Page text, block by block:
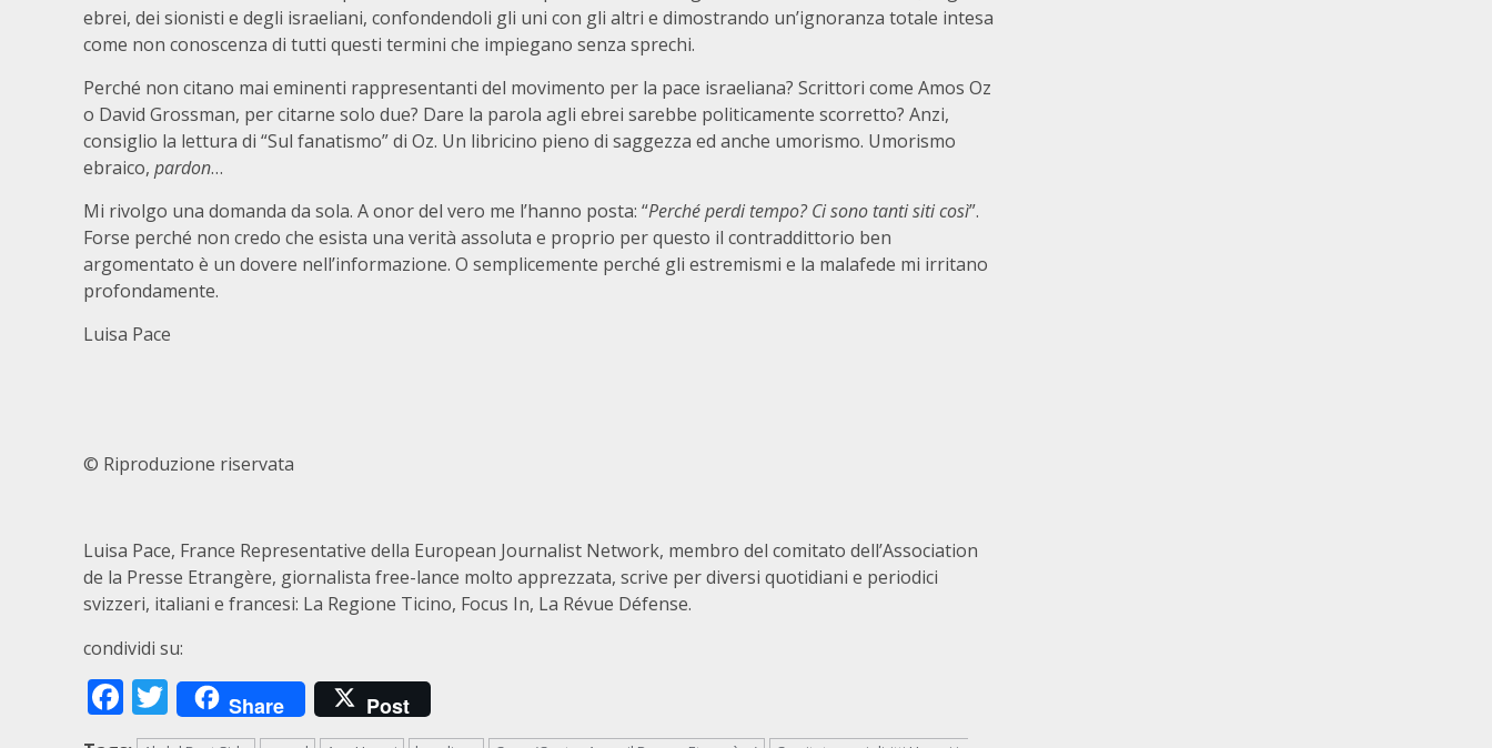
ebrei, dei sionisti e degli israeliani, confondendoli gli uni con gli altri e dimostrando un’ignoranza totale intesa
come non conoscenza di tutti questi termini che impiegano senza sprechi.
Perché non citano mai eminenti rappresentanti del movimento per la pace israeliana? Scrittori come Amos Oz
o David Grossman, per citarne solo due? Dare la parola agli ebrei sarebbe politicamente scorretto? Anzi,
consiglio la lettura di “Sul fanatismo” di Oz. Un libricino pieno di saggezza ed anche umorismo. Umorismo
ebraico, pardon…
Mi rivolgo una domanda da sola. A onor del vero me l’hanno posta: “Perché perdi tempo? Ci sono tanti siti così”.
Forse perché non credo che esista una verità assoluta e proprio per questo il contraddittorio ben
argomentato è un dovere nell’informazione. O semplicemente perché gli estremismi e la malafede mi irritano
profondamente.
Luisa Pace
© Riproduzione riservata
Luisa Pace, France Representative della European Journalist Network, membro del comitato dell’Association
de la Presse Etrangère, giornalista free-lance molto apprezzata, scrive per diversi quotidiani e periodici
svizzeri, italiani e francesi: La Regione Ticino, Focus In, La Révue Défense.
condividi su:
Facebook
Twitter
Share Post